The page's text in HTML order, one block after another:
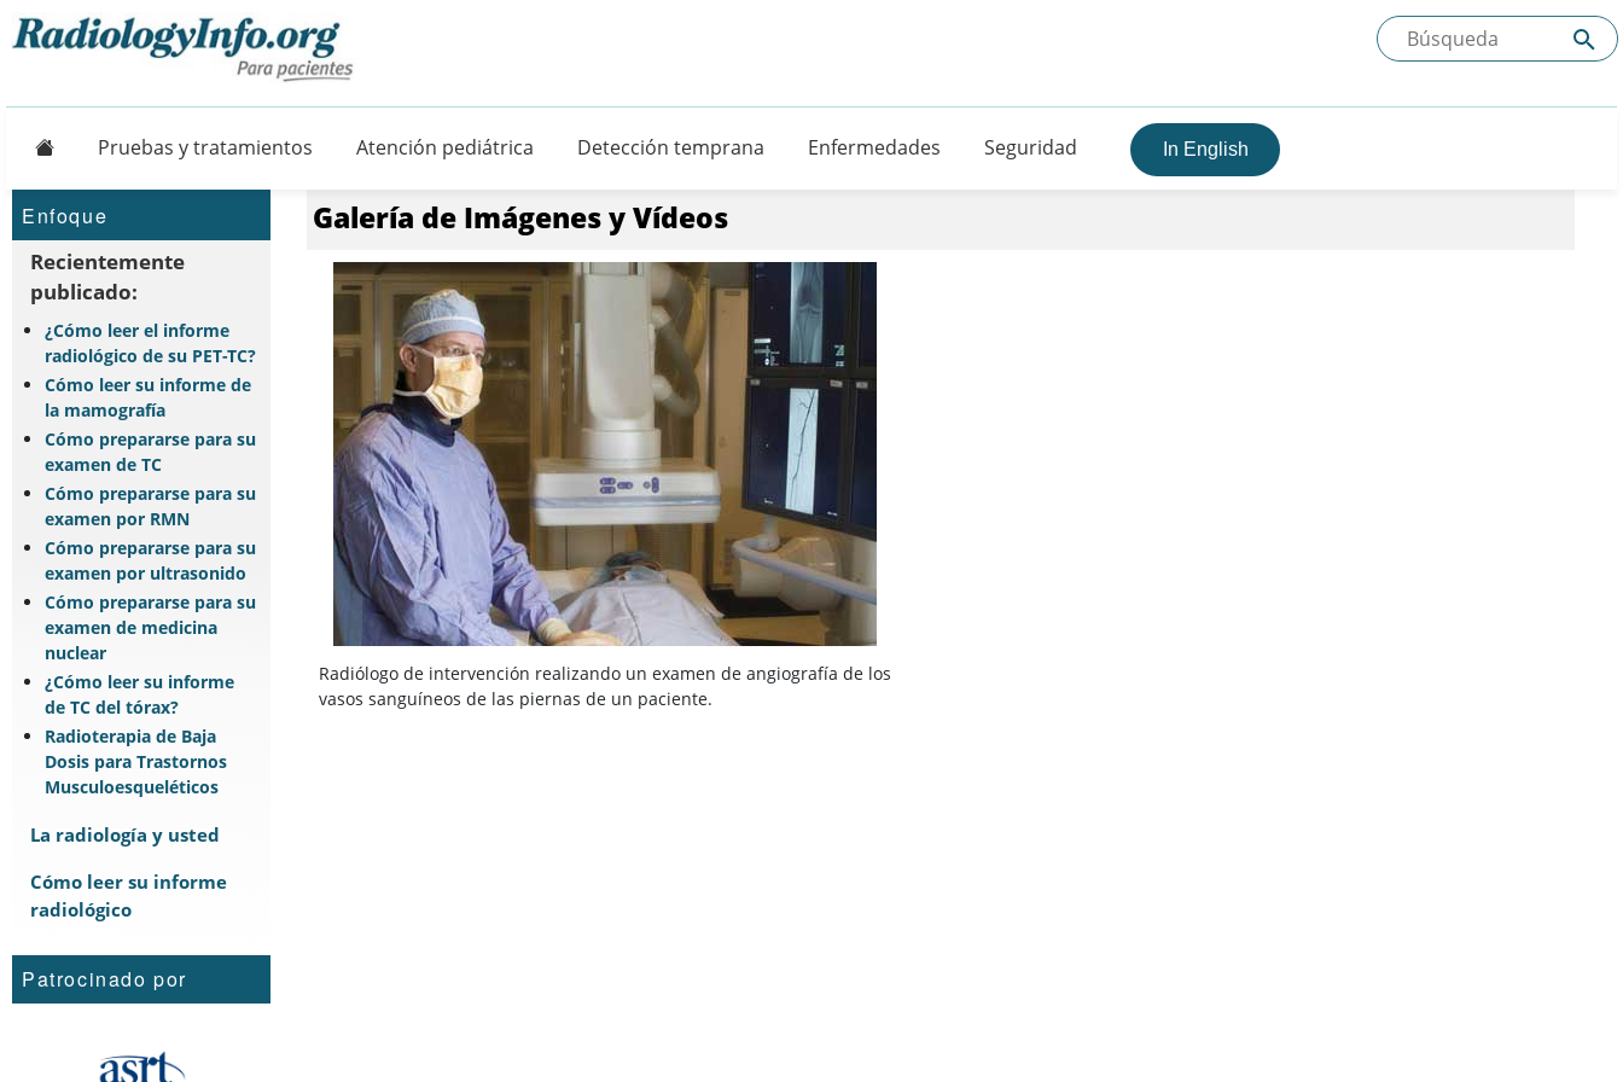
Pruebas y tratamientos Atención pediátrica Detección temprana Enfermedades Seguridad In English
Enfoque
Recientemente
publicado:
¿Cómo leer el informe
radiológico de su PET-TC?
Cómo leer su informe de
la mamografía
Cómo prepararse para su
examen de TC
Cómo prepararse para su
examen por RMN
Cómo prepararse para su
examen por ultrasonido
Cómo prepararse para su
examen de medicina
nuclear
¿Cómo leer su informe
de TC del tórax?
Radioterapia de Baja
Dosis para Trastornos
Musculoesqueléticos
La radiología y usted
Cómo leer su informe
radiológico
Patrocinado por
Galería de Imágenes y Vídeos
Radiólogo de intervención realizando un examen de angiografía de los
vasos sanguíneos de las piernas de un paciente.